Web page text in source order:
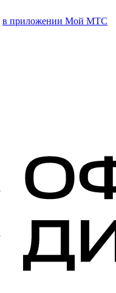
в приложении Мой МТС